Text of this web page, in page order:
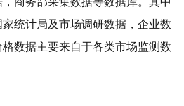
统计局及市场调研数据，企业数
数据主要来自于各类市场监测数